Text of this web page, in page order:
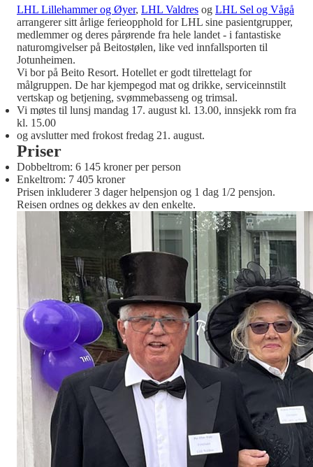
LHL Lillehammer og Øyer, LHL Valdres og LHL Sel og Vågå
arrangerer sitt årlige ferieopphold for LHL sine pasientgrupper,
medlemmer og deres pårørende fra hele landet - i fantastiske
naturomgivelser på Beitostølen, like ved innfallsporten til
Jotunheimen.
Vi bor på Beito Resort. Hotellet er godt tilrettelagt for
målgruppen. De har kjempegod mat og drikke, serviceinnstilt
vertskap og betjening, svømmebasseng og trimsal.
Vi møtes til lunsj mandag 17. august kl. 13.00, innsjekk rom fra
kl. 15.00
og avslutter med frokost fredag 21. august.
Priser
Dobbeltrom: 6 145 kroner per person
Enkeltrom: 7 405 kroner
Prisen inkluderer 3 dager helpensjon og 1 dag 1/2 pensjon.
Reisen ordnes og dekkes av den enkelte.